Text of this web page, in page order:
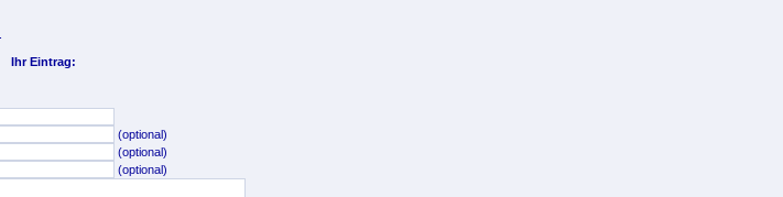
Ihr Eintrag:
(optional)
(optional)
(optional)